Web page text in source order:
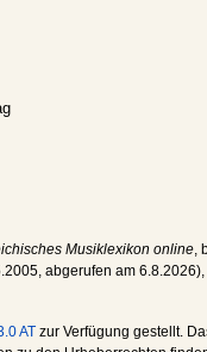
Musiklexikon online
, abgerufen am 6.8.2026),
AT zur Verfügung gestellt.